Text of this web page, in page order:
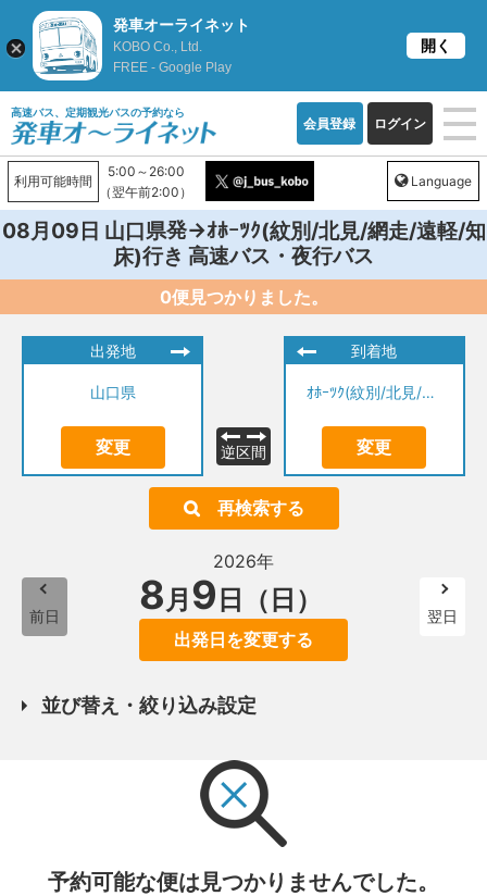
高速バス、定期観光バスの予約なら
会員登録 ログイン
利用可能時間
5:00～26:00
（翌午前2:00）
Language
08月09日 山口県発→ｵﾎｰﾂｸ(紋別/北見/網走/遠軽/知
床)行き 高速バス・夜行バス
0便見つかりました。
出発地
山口県
変更 逆区間
到着地
ｵﾎｰﾂｸ(紋別/北見/網走/遠軽/知床)
変更
再検索する
前日
2026年
8月 9 日（日）
出発日を変更する
翌日
並び替え・絞り込み設定
予約可能な便は見つかりませんでした。
発車オーライネット
KOBO Co., Ltd.
FREE - Google Play
開く